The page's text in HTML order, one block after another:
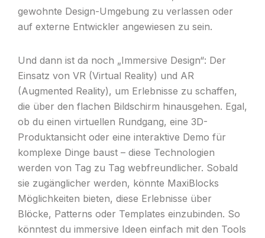
gewohnte Design-Umgebung zu verlassen oder
auf externe Entwickler angewiesen zu sein.
Und dann ist da noch „Immersive Design“: Der
Einsatz von VR (Virtual Reality) und AR
(Augmented Reality), um Erlebnisse zu schaffen,
die über den flachen Bildschirm hinausgehen. Egal,
ob du einen virtuellen Rundgang, eine 3D-
Produktansicht oder eine interaktive Demo für
komplexe Dinge baust – diese Technologien
werden von Tag zu Tag webfreundlicher. Sobald
sie zugänglicher werden, könnte MaxiBlocks
Möglichkeiten bieten, diese Erlebnisse über
Blöcke, Patterns oder Templates einzubinden. So
könntest du immersive Ideen einfach mit den Tools